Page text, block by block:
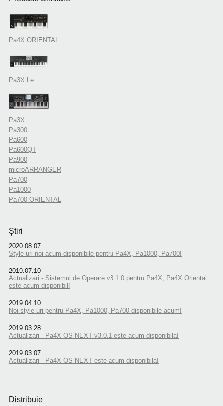
Pa4X ORIENTAL
Pa3X Le
Pa3X
Pa300
Pa600
Pa600QT
Pa900
microARRANGER
Pa700
Pa1000
Pa700 ORIENTAL
Ştiri
2020.08.07
Style-uri noi acum disponibile pentru Pa4X, Pa1000, Pa700!
2019.07.10
Actualizari - Sistemul de Operare v3.1.0 pentru Pa4X, Pa4X Oriental
este acum disponibil!
2019.04.10
Noi style-uri pentru Pa4X, Pa1000, Pa700 disponibile acum!
2019.03.28
Actualizari - Pa4X OS NEXT v3.0.1 este acum disponibila!
2019.03.07
Actualizari - Pa4X OS NEXT este acum disponibila!
Distribuie